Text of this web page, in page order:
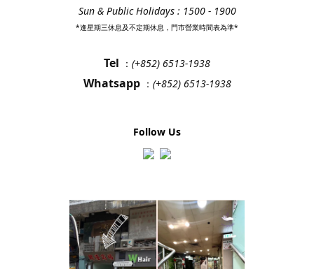
Sun & Public Holidays : 1500 - 1900
*逢星期三休息及不定期休息，門市營業時間表為準*
Tel ： (+852) 6513-1938
Whatsapp ： (+852) 6513-1938
Follow Us